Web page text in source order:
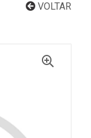
VOLTAR